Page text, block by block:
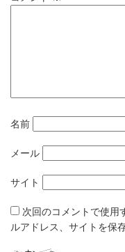
名前
メール
サイト
次回のコメントで使用
ルアドレス、サイトを保